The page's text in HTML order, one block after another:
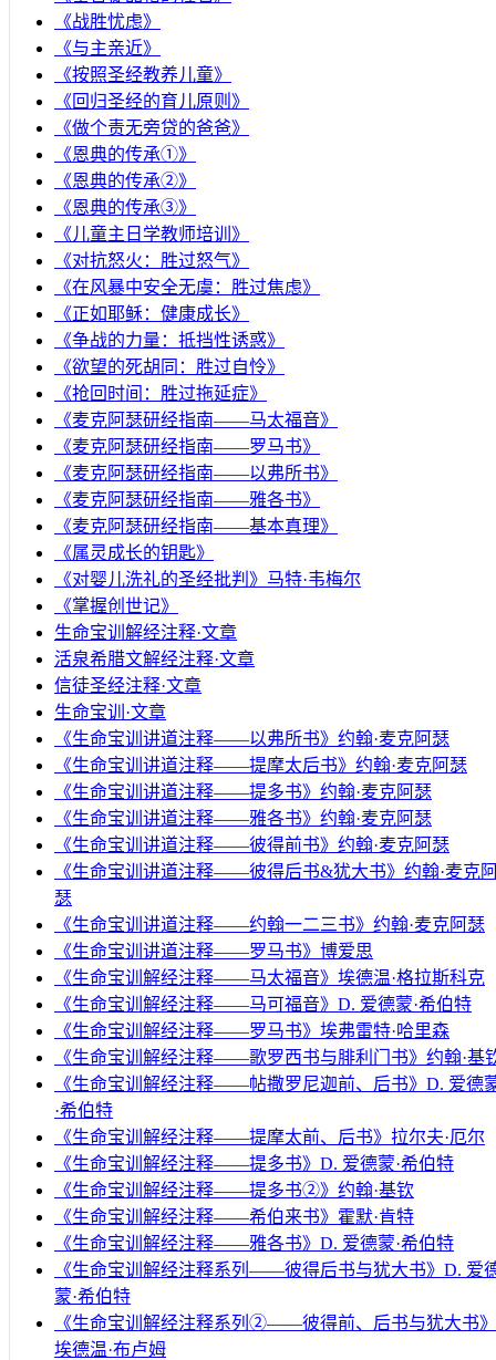
《战胜忧虑》
《与主亲近》
《按照圣经教养儿童》
《回归圣经的育儿原则》
《做个责无旁贷的爸爸》
《恩典的传承①》
《恩典的传承②》
《恩典的传承③》
《儿童主日学教师培训》
《对抗怒火：胜过怒气》
《在风暴中安全无虞：胜过焦虑》
《正如耶稣：健康成长》
《争战的力量：抵挡性诱惑》
《欲望的死胡同：胜过自怜》
《抢回时间：胜过拖延症》
《麦克阿瑟研经指南——马太福音》
《麦克阿瑟研经指南——罗马书》
《麦克阿瑟研经指南——以弗所书》
《麦克阿瑟研经指南——雅各书》
《麦克阿瑟研经指南——基本真理》
《属灵成长的钥匙》
《对婴儿洗礼的圣经批判》马特·韦梅尔
《掌握创世记》
生命宝训解经注释·文章
活泉希腊文解经注释·文章
信徒圣经注释·文章
生命宝训·文章
《生命宝训讲道注释——以弗所书》约翰·麦克阿瑟
《生命宝训讲道注释——提摩太后书》约翰·麦克阿瑟
《生命宝训讲道注释——提多书》约翰·麦克阿瑟
《生命宝训讲道注释——雅各书》约翰·麦克阿瑟
《生命宝训讲道注释——彼得前书》约翰·麦克阿瑟
《生命宝训讲道注释——彼得后书&犹大书》约翰·麦克
瑟
《生命宝训讲道注释——约翰一二三书》约翰·麦克阿瑟
《生命宝训讲道注释——罗马书》博爱思
《生命宝训解经注释——马太福音》埃德温·格拉斯科克
《生命宝训解经注释——马可福音》D. 爱德蒙·希伯特
《生命宝训解经注释——罗马书》埃弗雷特·哈里森
《生命宝训解经注释——歌罗西书与腓利门书》约翰·基
《生命宝训解经注释——帖撒罗尼迦前、后书》D. 爱德
·希伯特
《生命宝训解经注释——提摩太前、后书》拉尔夫·厄尔
《生命宝训解经注释——提多书》D. 爱德蒙·希伯特
《生命宝训解经注释——提多书②》约翰·基钦
《生命宝训解经注释——希伯来书》霍默·肯特
《生命宝训解经注释——雅各书》D. 爱德蒙·希伯特
《生命宝训解经注释系列——彼得后书与犹大书》D. 爱
蒙·希伯特
《生命宝训解经注释系列②——彼得前、后书与犹大书》
埃德温·布卢姆